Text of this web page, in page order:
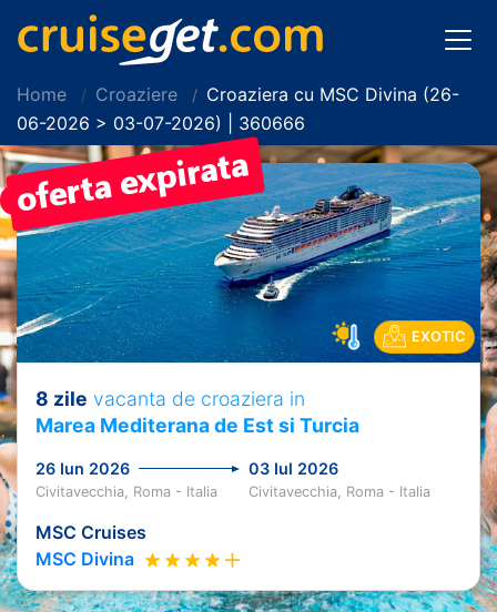
Home Croaziere
Croaziera cu MSC Divina (26-
06-2026 > 03-07-2026) | 360666
PRET REDUS!
EXOTIC
8 zile vacanta de croaziera in
Marea Mediterana de Est si Turcia
26 Iun 2026 03 Iul 2026
Civitavecchia, Roma - Italia Civitavecchia, Roma - Italia
MSC Cruises
MSC Divina